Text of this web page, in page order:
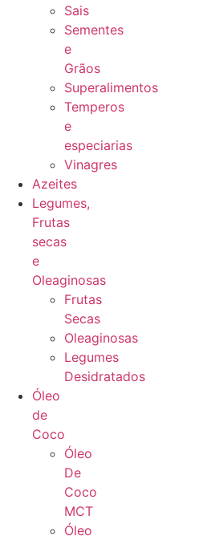
Sais
Sementes
e
Grãos
Superalimentos
Temperos
e
especiarias
Vinagres
Azeites
Legumes,
Frutas
secas
e
Oleaginosas
Frutas
Secas
Oleaginosas
Legumes
Desidratados
Óleo
de
Coco
Óleo
De
Coco
MCT
Óleo